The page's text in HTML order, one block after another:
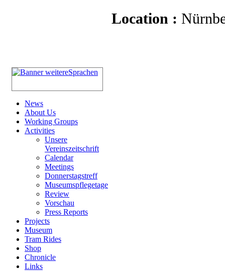
Location :
News
About Us
Working Groups
Activities
Unsere
Vereinszeitschrift
Calendar
Meetings
Donnerstagstreff
Museumspflegetage
Review
Vorschau
Press Reports
Projects
Museum
Tram Rides
Shop
Chronicle
Links